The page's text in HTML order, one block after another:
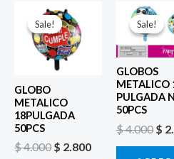
Sale!
Sale!
GLOBO
METALICO
18PULGADA
50PCS
$4.000
El
precio
original
era:
$ 4.000.
$ 2.800
$ 2.800.
Sale!
Sale!
GLOBOS
METALICO
PULGADA
50PCS
$4.000
El
$
$